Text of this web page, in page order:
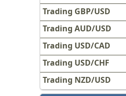
Trading GBP/USD
Trading AUD/USD
Trading USD/CAD
Trading USD/CHF
Trading NZD/USD